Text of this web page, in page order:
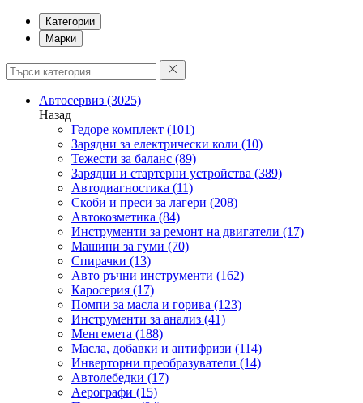
Категории
Марки
Автосервиз (3025)
Назад
Гедоре комплект (101)
Зарядни за електрически коли (10)
Тежести за баланс (89)
Зарядни и стартерни устройства (389)
Автодиагностика (11)
Скоби и преси за лагери (208)
Автокозметика (84)
Инструменти за ремонт на двигатели (17)
Машини за гуми (70)
Спирачки (13)
Авто ръчни инструменти (162)
Каросерия (17)
Помпи за масла и горива (123)
Инструменти за анализ (41)
Менгемета (188)
Масла, добавки и антифризи (114)
Инверторни преобразуватели (14)
Автолебедки (17)
Аерографи (15)